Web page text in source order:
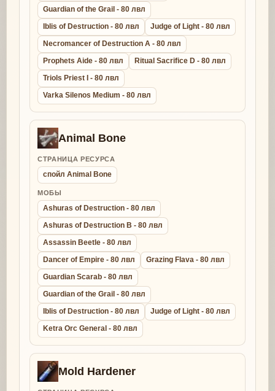
Guardian of the Grail - 80 лвл
Iblis of Destruction - 80 лвл
Judge of Light - 80 лвл
Necromancer of Destruction A - 80 лвл
Prophets Aide - 80 лвл
Ritual Sacrifice D - 80 лвл
Triols Priest I - 80 лвл
Varka Silenos Medium - 80 лвл
Animal Bone
СТРАНИЦА РЕСУРСА
спойл Animal Bone
МОБЫ
Ashuras of Destruction - 80 лвл
Ashuras of Destruction B - 80 лвл
Assassin Beetle - 80 лвл
Dancer of Empire - 80 лвл
Grazing Flava - 80 лвл
Guardian Scarab - 80 лвл
Guardian of the Grail - 80 лвл
Iblis of Destruction - 80 лвл
Judge of Light - 80 лвл
Ketra Orc General - 80 лвл
Mold Hardener